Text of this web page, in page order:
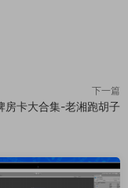
下一篇
房卡大合集-老湘跑胡子